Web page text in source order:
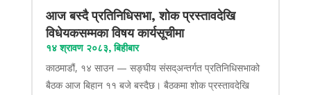
आज बस्दै प्रतिनिधिसभा, शोक प्रस्तावदेखि
विधेयकसम्मका विषय कार्यसूचीमा
१४ श्रावण २०८३, बिहीबार
काठमाडौं, १४ साउन — सङ्घीय संसद्अन्तर्गत प्रतिनिधिसभाको
बैठक आज बिहान ११ बजे बस्दैछ। बैठकमा शोक प्रस्तावदेखि